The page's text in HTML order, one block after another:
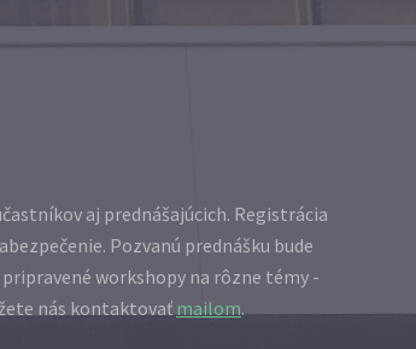
aj prednášajúcich. Registrácia
Pozvanú prednášku bude
workshopy na rôzne témy -
nás kontaktovaťmailom.